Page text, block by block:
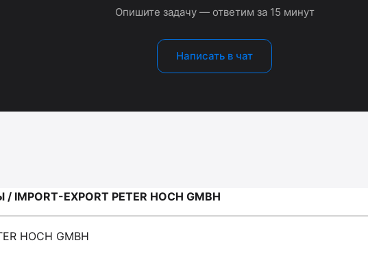
Опишите задачу — ответим за 15 минут
Написать в чат
EXPORT PETER HOCH GMBH
HOCH GMBH